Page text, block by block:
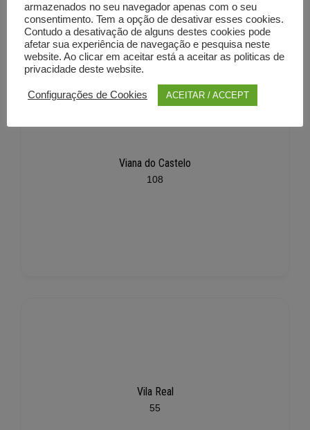
Viana do Castelo
108
Vila Real
55
armazenados no seu navegador apenas com o seu
consentimento. Tem a opção de desativar esses cookies.
Contudo a desativação de alguns destes cookies pode
afetar sua experiência de navegação e pesquisa neste
website. Ao clicar em aceitar está a aceitar as politicas de
privacidade deste website.
Configurações de Cookies ACEITAR / ACCEPT